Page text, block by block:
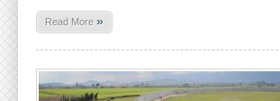
Read More »